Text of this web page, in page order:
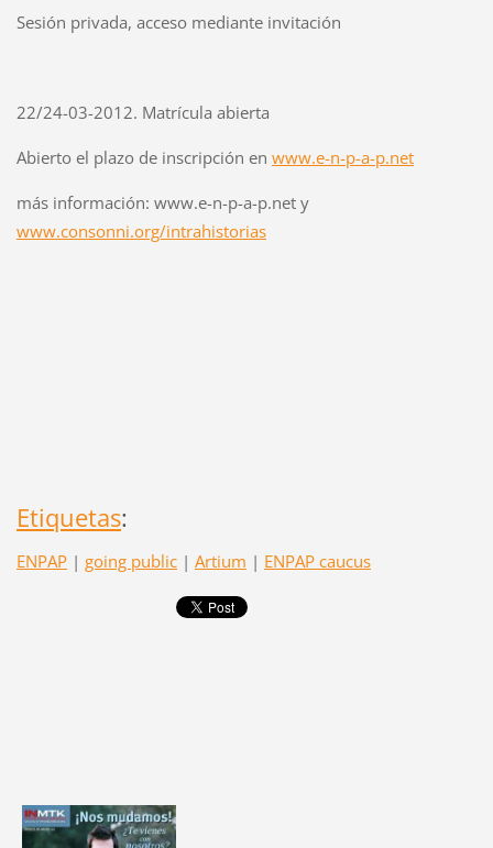
Sesión privada, acceso mediante invitación
22/24-03-2012. Matrícula abierta
Abierto el plazo de inscripción en www.e-n-p-a-p.net
más información: www.e-n-p-a-p.net y
www.consonni.org/intrahistorias
Etiquetas:
ENPAP | going public | Artium | ENPAP caucus